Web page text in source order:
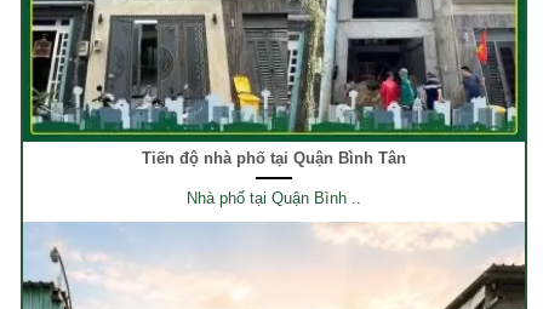
Tiến độ nhà phố tại Quận Bình Tân
Nhà phố tại Quận Bình ..